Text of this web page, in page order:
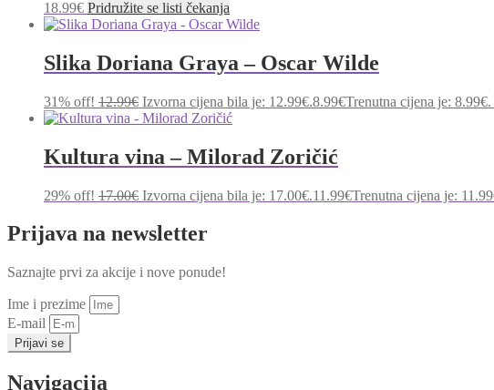
18.99€ Pridružite se listi čekanja
Slika Doriana Graya – Oscar Wilde
31% off! 12.99€ Izvorna cijena bila je: 12.99€.8.99€Trenutna cijena je: 8.99€.
Kultura vina – Milorad Zoričić
29% off! 17.00€ Izvorna cijena bila je: 17.00€.11.99€Trenutna cijena je:
Prijava na newsletter
Saznajte prvi za akcije i nove ponude!
Ime i prezime
E-mail
Prijavi se
Navigacija